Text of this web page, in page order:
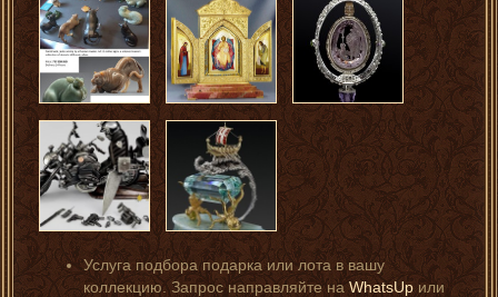
Услуга подбора подарка или лота в вашу
коллекцию. Запрос направляйте наWhatsUpили